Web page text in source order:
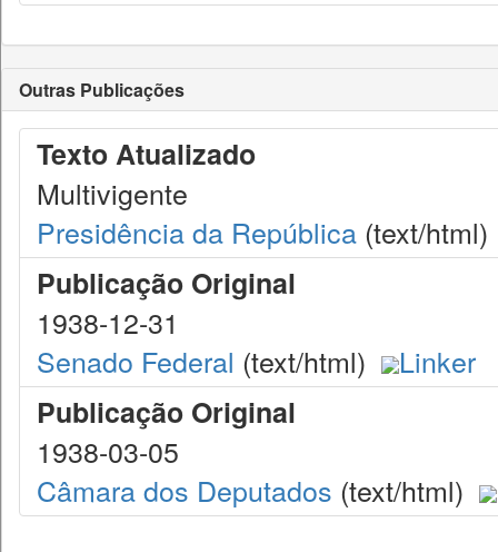
Outras Publicações
Texto Atualizado
Multivigente
Presidência da República (text/html)
Publicação Original
1938-12-31
Senado Federal (text/html)
Linker
Publicação Original
1938-03-05
Câmara dos Deputados (text/html)